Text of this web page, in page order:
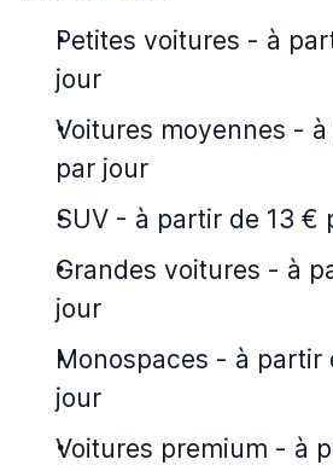
Petites voitures - à
jour
Voitures moyennes -
par jour
SUV - à partir de 13 €
Grandes voitures - à
jour
Monospaces - à partir
jour
Voitures premium - à